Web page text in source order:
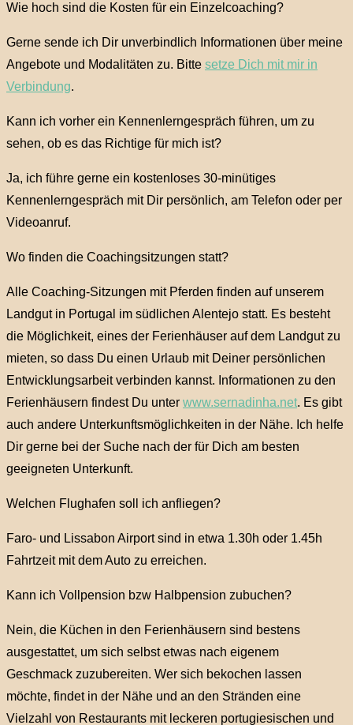
Wie hoch sind die Kosten für ein Einzelcoaching?
Gerne sende ich Dir unverbindlich Informationen über meine
Angebote und Modalitäten zu. Bitte setze Dich mit mir in
Verbindung.
Kann ich vorher ein Kennenlerngespräch führen, um zu
sehen, ob es das Richtige für mich ist?
Ja, ich führe gerne ein kostenloses 30-minütiges
Kennenlerngespräch mit Dir persönlich, am Telefon oder per
Videoanruf.
Wo finden die Coachingsitzungen statt?
Alle Coaching-Sitzungen mit Pferden finden auf unserem
Landgut in Portugal im südlichen Alentejo statt. Es besteht
die Möglichkeit, eines der Ferienhäuser auf dem Landgut zu
mieten, so dass Du einen Urlaub mit Deiner persönlichen
Entwicklungsarbeit verbinden kannst. Informationen zu den
Ferienhäusern findest Du unter www.sernadinha.net. Es gibt
auch andere Unterkunftsmöglichkeiten in der Nähe. Ich helfe
Dir gerne bei der Suche nach der für Dich am besten
geeigneten Unterkunft.
Welchen Flughafen soll ich anfliegen?
Faro- und Lissabon Airport sind in etwa 1.30h oder 1.45h
Fahrtzeit mit dem Auto zu erreichen.
Kann ich Vollpension bzw Halbpension zubuchen?
Nein, die Küchen in den Ferienhäusern sind bestens
ausgestattet, um sich selbst etwas nach eigenem
Geschmack zuzubereiten. Wer sich bekochen lassen
möchte, findet in der Nähe und an den Stränden eine
Vielzahl von Restaurants mit leckeren portugiesischen und